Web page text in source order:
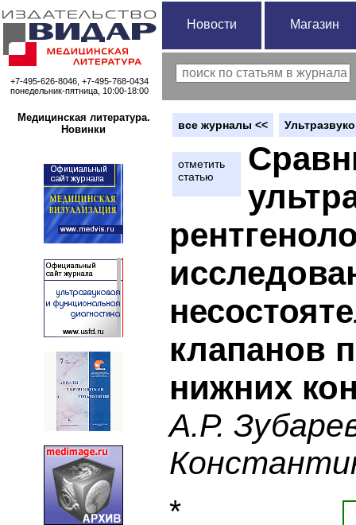
+7-495-626-8046, +7-495-768-0434
понедельник-пятница, 10:00-18:00
Новости Магазин
Медицинская литература.
Новинки
вce журналы <<
отметить
статью
клапанов
нижних
А.Р.
*